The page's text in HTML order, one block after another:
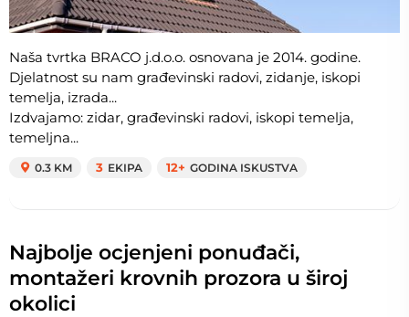
Naša tvrtka BRACO j.d.o.o. osnovana je 2014. godine.
Djelatnost su nam građevinski radovi, zidanje, iskopi
temelja, izrada...
Izdvajamo: zidar, građevinski radovi, iskopi temelja,
temeljna...
0.3 KM 3 EKIPA 12+ GODINA ISKUSTVA
Najbolje ocjenjeni ponuđači,
montažeri krovnih prozora u široj
okolici